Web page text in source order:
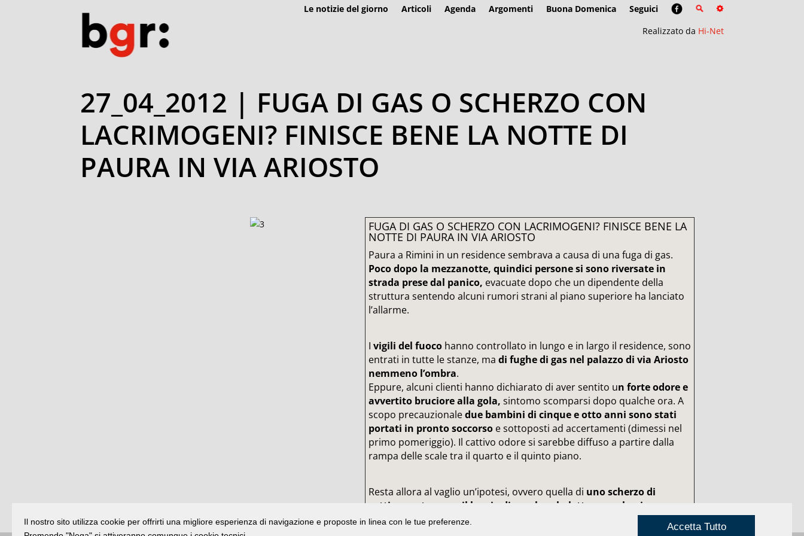
Le notizie del giorno Articoli Agenda Argomenti Buona Domenica
Seguici
Realizzato da Hi-Net
27_04_2012 | FUGA DI GAS O SCHERZO CON
LACRIMOGENI? FINISCE BENE LA NOTTE DI
PAURA IN VIA ARIOSTO
FUGA DI GAS O SCHERZO CON LACRIMOGENI? FINISCE BENE LA
NOTTE DI PAURA IN VIA ARIOSTO
Paura a Rimini in un residence sembrava a causa di una fuga di gas.
Poco dopo la mezzanotte, quindici persone si sono riversate in
strada prese dal panico, evacuate dopo che un dipendente della
struttura sentendo alcuni rumori strani al piano superiore ha lanciato
l’allarme.
I vigili del fuocohanno controllato in lungo e in largo il residence, sono
entrati in tutte le stanze, ma di fughe di gas nel palazzo di via Ariosto
nemmeno l’ombra.
Eppure, alcuni clienti hanno dichiarato di aver sentito un forte odore e
avvertito bruciore alla gola, sintomo scomparsi dopo qualche ora. A
scopo precauzionaledue bambini di cinque e otto anni sono stati
portati in pronto soccorsoe sottoposti ad accertamenti (dimessi nel
primo pomeriggio). Il cattivo odore si sarebbe diffuso a partire dalla
rampa delle scale tra il quarto e il quinto piano.
Resta allora al vaglio un’ipotesi, ovvero quella di uno scherzo di
cattivo gusto come il lancio di una bomboletta spray lacrimogena.
Il nostro sito utilizza cookie per offrirti una migliore esperienza di navigazione e proposte in linea con le tue preferenze.
Accetta Tutto